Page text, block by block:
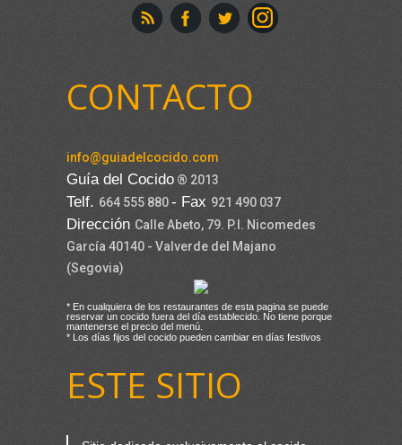
CONTACTO
info@guiadelcocido.com
Guía del Cocido ® 2013
Telf. 664 555 880- Fax 921 490 037
Dirección Calle Abeto, 79. P.I. Nicomedes
García 40140 - Valverde del Majano
(Segovia)
* En cualquiera de los restaurantes de esta pagina se puede
reservar un cocido fuera del día establecido. No tiene porque
mantenerse el precio del menú.
* Los días fijos del cocido pueden cambiar en días festivos
ESTE SITIO